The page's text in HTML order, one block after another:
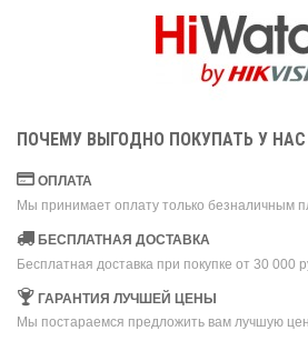
ПОЧЕМУ ВЫГОДНО ПОКУПАТЬ У НАС
ОПЛАТА
Мы принимает оплату только безналичным
БЕСПЛАТНАЯ ДОСТАВКА
Бесплатная доставка при покупке от 30 000
ГАРАНТИЯ ЛУЧШЕЙ ЦЕНЫ
Мы постараемся предложить вам лучшую